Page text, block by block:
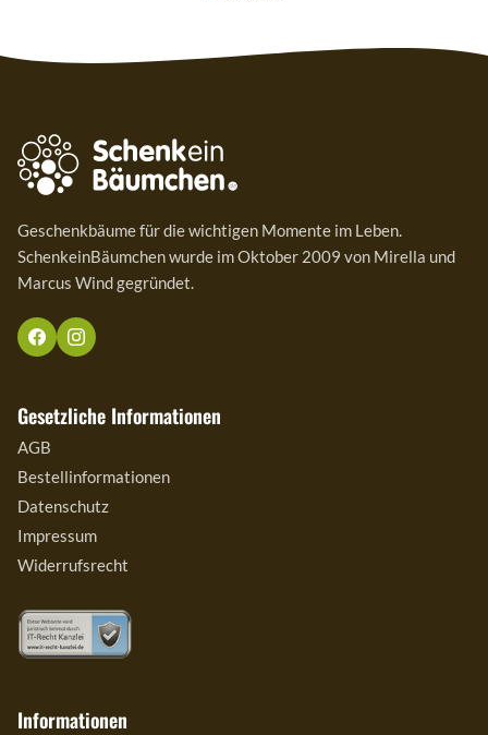
Geschenkbäume für die wichtigen Momente im Leben.
SchenkeinBäumchen wurde im Oktober 2009 von Mirella und
Marcus Wind gegründet.
Gesetzliche Informationen
AGB
Bestellinformationen
Datenschutz
Impressum
Widerrufsrecht
Informationen